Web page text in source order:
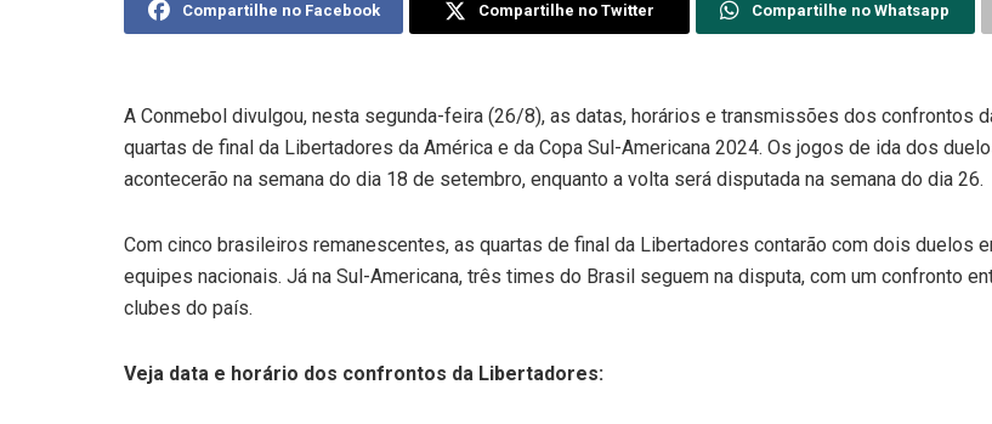
Compartilhe no Facebook Compartilhe no Twitter Compartilhe no Whatsapp
A Conmebol divulgou, nesta segunda-feira (26/8), as datas, horários e transmissões dos confrontos
quartas de final da Libertadores da América e da Copa Sul-Americana 2024. Os jogos de ida dos
acontecerão na semana do dia 18 de setembro, enquanto a volta será disputada na semana do dia 26.
Com cinco brasileiros remanescentes, as quartas de final da Libertadores contarão com dois duelos
equipes nacionais. Já na Sul-Americana, três times do Brasil seguem na disputa, com um confronto
clubes do país.
Veja data e horário dos confrontos da Libertadores: